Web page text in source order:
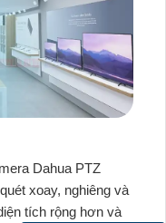
Dahua PTZ
xoay, nghiêng và
tích rộng hơn và